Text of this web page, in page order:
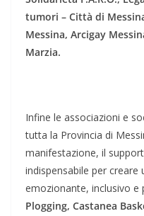
tumori – Città di
Messina, Arcigay
Marzia.
Infine le associazioni e
tutta la Provincia di
manifestazione, il
indispensabile per creare
emozionante, inclusivo e
Plogging, Castanea